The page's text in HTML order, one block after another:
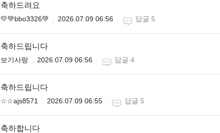
축하드려요
💛💚bbo3326💚 2026.07.09 06:56 답글 5
축하드립니다
보기사랑 2026.07.09 06:56 답글 4
축하드립니다
☆☆ajs8571 2026.07.09 06:55 답글 5
축하합니다